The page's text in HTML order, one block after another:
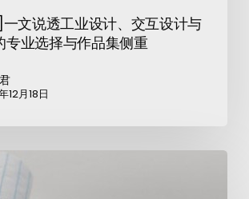
一文说透工业设计、交互设计与
专业选择与作品集侧重
12月18日